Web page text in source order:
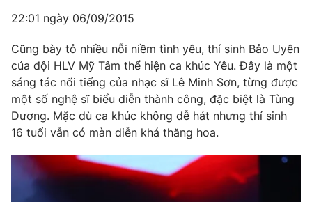
22:01 ngày 06/09/2015
Cũng bày tỏ nhiều nỗi niềm tình yêu, thí sinh Bảo Uyên
của đội HLV Mỹ Tâm thể hiện ca khúc Yêu. Đây là một
sáng tác nổi tiếng của nhạc sĩ Lê Minh Sơn, từng được
một số nghệ sĩ biểu diễn thành công, đặc biệt là Tùng
Dương. Mặc dù ca khúc không dễ hát nhưng thí sinh
16 tuổi vẫn có màn diễn khá thăng hoa.